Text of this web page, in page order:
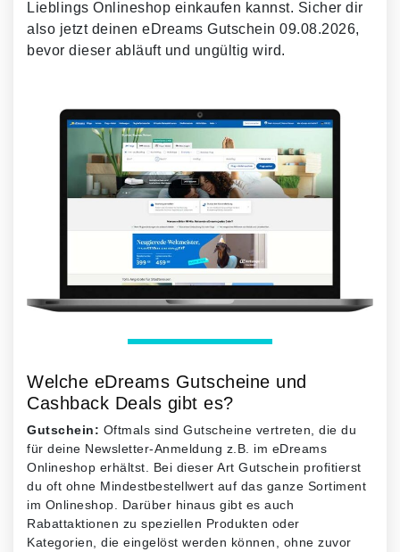
Lieblings Onlineshop einkaufen kannst. Sicher dir
also jetzt deinen eDreams Gutschein 09.08.2026,
bevor dieser abläuft und ungültig wird.
Welche eDreams Gutscheine und
Cashback Deals gibt es?
Gutschein: Oftmals sind Gutscheine vertreten, die du
für deine Newsletter-Anmeldung z.B. im eDreams
Onlineshop erhältst. Bei dieser Art Gutschein profitierst
du oft ohne Mindestbestellwert auf das ganze Sortiment
im Onlineshop. Darüber hinaus gibt es auch
Rabattaktionen zu speziellen Produkten oder
Kategorien, die eingelöst werden können, ohne zuvor